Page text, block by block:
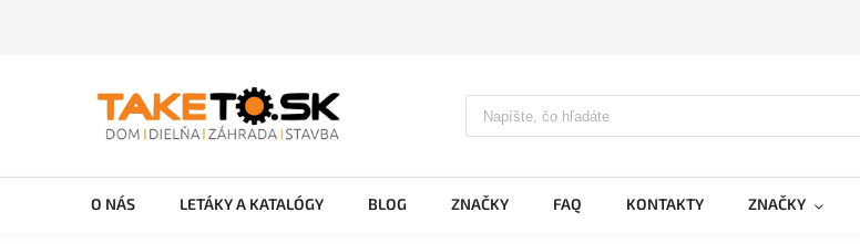
O NÁS LETÁKY A KATALÓGY BLOG ZNAČKY FAQ KONTAKTY ZNAČKY